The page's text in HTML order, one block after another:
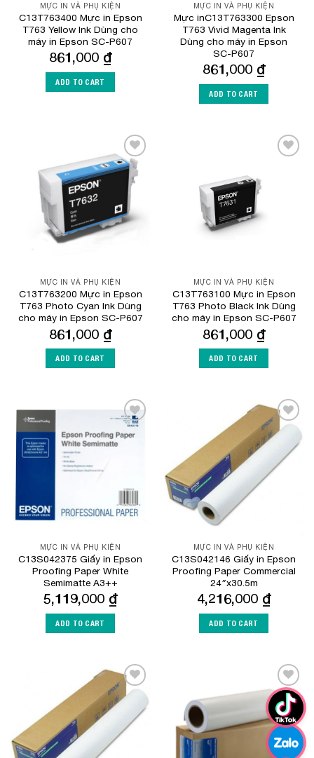
MỰC IN VÀ PHỤ KIỆN
C13T763400 Mực in Epson
T763 Yellow Ink Dùng cho
máy in Epson SC-P607
861,000 ₫
ADD TO CART
MỰC IN VÀ PHỤ KIỆN
Mực inC13T763300 Epson
T763 Vivid Magenta Ink
Dùng cho máy in Epson
SC-P607
861,000 ₫
ADD TO CART
Add to
Wishlist
MỰC IN VÀ PHỤ KIỆN
C13T763200 Mực in Epson
T763 Photo Cyan Ink Dùng
cho máy in Epson SC-P607
861,000 ₫
ADD TO CART
MỰC IN VÀ PHỤ KIỆN
C13T763100 Mực in Epson
T763 Photo Black Ink Dùng
cho máy in Epson SC-P607
861,000 ₫
ADD TO CART
Add to
Wishlist
MỰC IN VÀ PHỤ KIỆN
C13S042375 Giấy in Epson
Proofing Paper White
Semimatte A3++
5,119,000 ₫
ADD TO CART
Add to
Wishlist
MỰC IN VÀ PHỤ KIỆN
C13S042146 Giấy in Epson
Proofing Paper Commercial
24″x30.5m
4,216,000 ₫
ADD TO CART
Add to
Wishlist
Add to
Wishlist